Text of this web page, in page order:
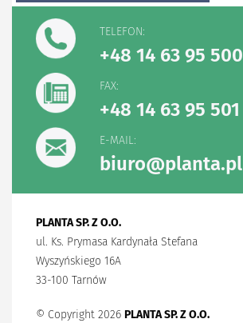
TELEFON:
+48 14 63 95 500
FAX:
+48 14 63 95 501
E-MAIL:
biuro@planta.pl
PLANTA SP. Z O.O.
ul. Ks. Prymasa Kardynała Stefana
Wyszyńskiego 16A
33-100 Tarnów
© Copyright 2026 PLANTA SP. Z O.O.